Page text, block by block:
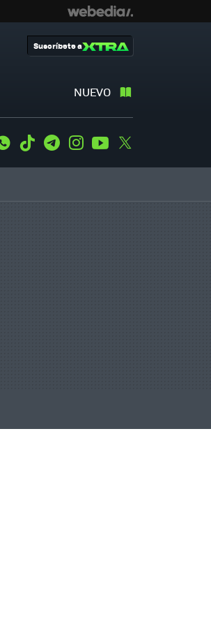
NUEVO
Suscríbete a
WhatsApp
Tiktok TelegramInstagramYoutube